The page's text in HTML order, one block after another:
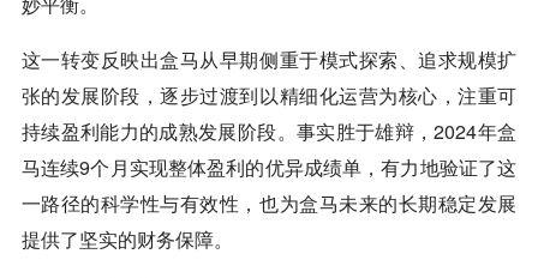
这一转变反映出盒马从早期侧重于模式探索、追求规模扩
张的发展阶段，逐步过渡到以精细化运营为核心，注重可
持续盈利能力的成熟发展阶段。事实胜于雄辩，2024年盒
马连续9个月实现整体盈利的优异成绩单，有力地验证了这
一路径的科学性与有效性，也为盒马未来的长期稳定发展
提供了坚实的财务保障。